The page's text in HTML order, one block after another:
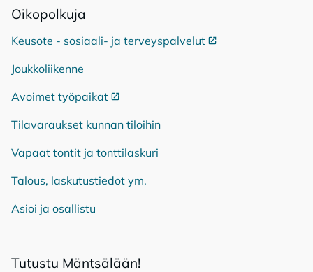
Oi­ko­pol­ku­ja
Keusote - sosiaali- ja terveyspalvelut Ulkoinen linkki
Joukkoliikenne
Avoimet työpaikat Ulkoinen linkki
Tilavaraukset kunnan tiloihin
Vapaat tontit ja tonttilaskuri
Talous, laskutustiedot ym.
Asioi ja osallistu
Tu­tus­tu Mänt­sä­lään!